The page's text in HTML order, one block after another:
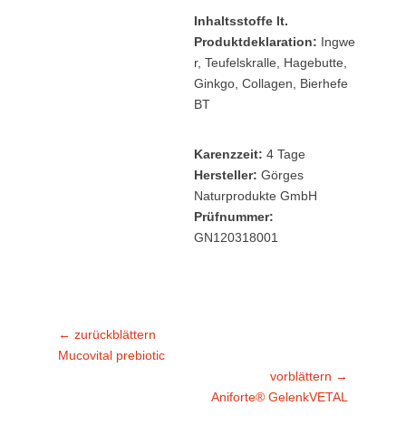
Inhaltsstoffe lt.
Produktdeklaration: Ingwe
r, Teufelskralle, Hagebutte,
Ginkgo, Collagen, Bierhefe
BT
Karenzzeit: 4 Tage
Hersteller: Görges
Naturprodukte GmbH
Prüfnummer:
GN120318001
Beitragsnavigation
← zurückblättern
Vorheriger
Mucovital prebiotic
vorblättern →
Aniforte® GelenkVETAL